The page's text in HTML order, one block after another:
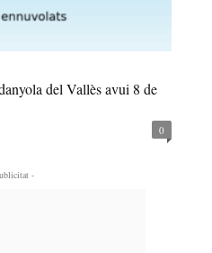
del Vallès avui 8 de
0
-